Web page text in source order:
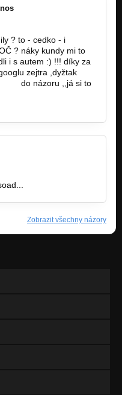
? to - cedko - i
? náky kundy mi to
i s autem :) !!! díky za
zejtra ,dyžtak
do názoru ,,já si to
Zobrazit všechny názory